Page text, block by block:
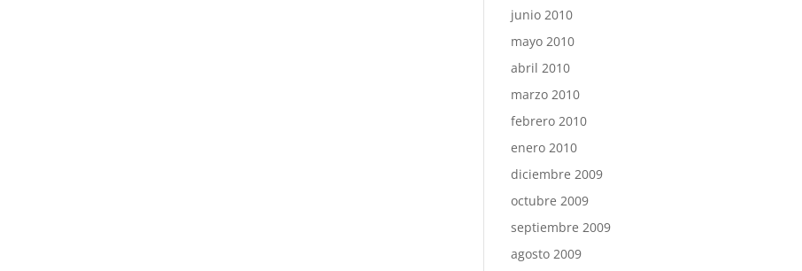
junio 2010
mayo 2010
abril 2010
marzo 2010
febrero 2010
enero 2010
diciembre 2009
octubre 2009
septiembre 2009
agosto 2009